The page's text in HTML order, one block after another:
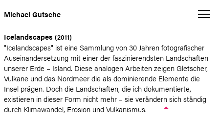
Michael Gutsche
Icelandscapes (2011)
"Icelandscapes" ist eine Sammlung von 30 Jahren fotografischer
Auseinandersetzung mit einer der faszinierendsten Landschaften
unserer Erde – Island. Diese analogen Arbeiten zeigen Gletscher,
Vulkane und das Nordmeer die als dominierende Elemente die
Insel prägen. Doch die Landschaften, die ich dokumentierte,
existieren in dieser Form nicht mehr – sie verändern sich ständig
durch Klimawandel, Erosion und Vulkanismus.